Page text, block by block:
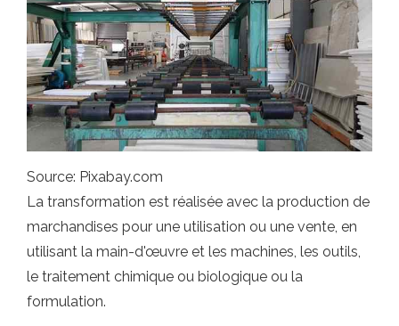
Source: Pixabay.com
La transformation est réalisée avec la production de
marchandises pour une utilisation ou une vente, en
utilisant la main-d'œuvre et les machines, les outils,
le traitement chimique ou biologique ou la
formulation.